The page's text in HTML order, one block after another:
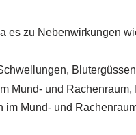
es zu Nebenwirkungen
Mund- und Rachenraum,
Mund- und